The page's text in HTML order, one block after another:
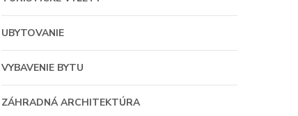
UBYTOVANIE
VYBAVENIE BYTU
ZÁHRADNÁ ARCHITEKTÚRA